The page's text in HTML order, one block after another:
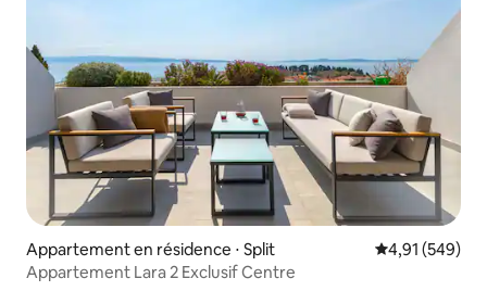
Appartement en résidence ⋅ Split Évaluation
4,91 (549)
Appartement Lara 2 Exclusif Centre